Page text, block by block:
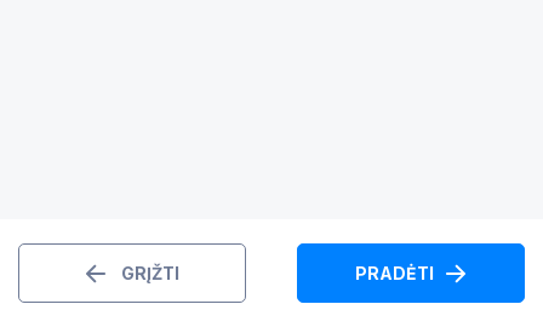
GRĮŽTI PRADĖTI